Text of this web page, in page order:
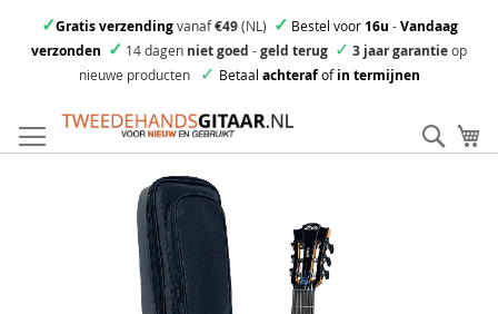
✓Gratis verzendingvanaf€49(NL) ✓ Bestel voor16u -Vandaag
verzonden ✓ 14 dagen niet goed -geld terug ✓ 3 jaar garantieop
nieuwe producten
✓ Betaal achterafofin termijnen
direct
door